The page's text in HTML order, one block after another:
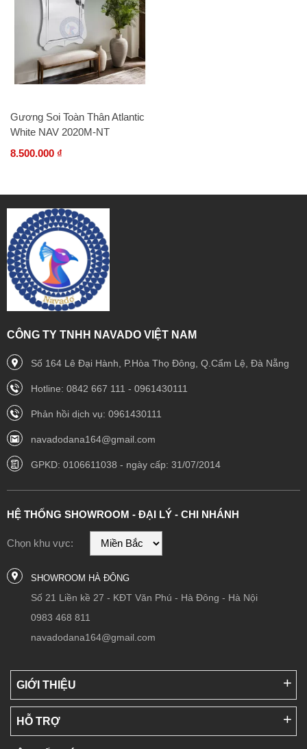
Gương Soi Toàn Thân Atlantic
White NAV 2020M-NT
8.500.000 ₫
CÔNG TY TNHH NAVADO VIỆT NAM
Số 164 Lê Đại Hành, P.Hòa Thọ Đông, Q.Cẩm Lệ, Đà Nẵng
Hotline: 0842 667 111 - 0961430111
Phản hồi dịch vụ: 0961430111
navadodana164@gmail.com
GPKD: 0106611038 - ngày cấp: 31/07/2014
HỆ THỐNG SHOWROOM - ĐẠI LÝ - CHI NHÁNH
Chọn khu vực:
SHOWROOM HÀ ĐÔNG
Số 21 Liền kề 27 - KĐT Văn Phú - Hà Đông - Hà Nội
0983 468 811
navadodana164@gmail.com
GIỚI THIỆU
HỖ TRỢ